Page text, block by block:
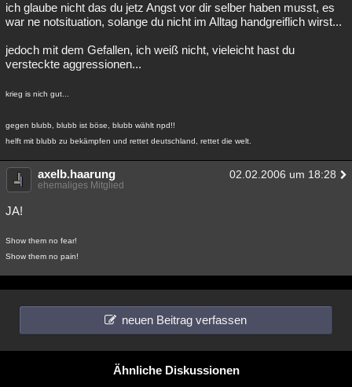
ich glaube nicht das du jetz Angst vor dir selber haben musst, es
war ne notsituation, solange du nicht im Alltag handgreiflich wirst...
jedoch mit dem Gefallen, ich weiß nicht, vieleicht hast du
versteckte aggressionen...
krieg is nich gut...
gegen blubb, blubb ist böse, blubb wählt npd!!
helft mit blubb zu bekämpfen und rettet deutschland, rettet die welt.
axelb.haarung 02.02.2006 um 18:28
ehemaliges Mitglied
JA!
Show them no fear!
Show them no pain!
neuen Beitrag verfassen
Ähnliche Diskussionen